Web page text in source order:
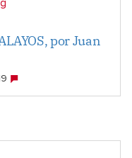
por Juan